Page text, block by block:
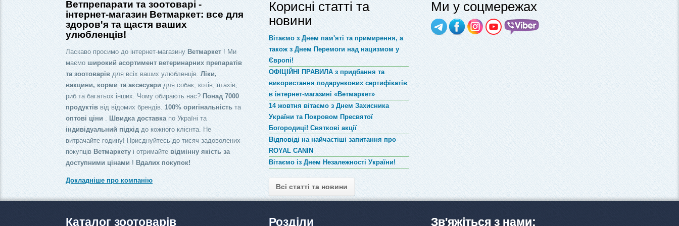
Ветпрепарати та зоотоварі -
інтернет-магазин Ветмаркет: все для
здоров'я та щастя ваших
улюбленців!
Ласкаво просимо до інтернет-магазину Ветмаркет ! Ми
маємоширокий асортимент ветеринарних препаратів
та зоотоварів для всіх ваших улюбленців. Ліки,
вакцини, корми та аксесуаридля собак, котів, птахів,
риб та багатьох інших. Чому обирають нас? Понад 7000
продуктів від відомих брендів. 100% оригінальність та
оптові ціни. Швидка доставка по Україні та
індивідуальний підхід до кожного клієнта. Не
витрачайте годину! Приєднуйтесь до тисяч задоволених
покупців Ветмаркетуі отримайте відмінну якість за
доступними цінами ! Вдалих покупок!
Докладніше про компанію
Корисні статті та
новини
Вітаємо з Днем пам'яті та примирення, а
також з Днем Перемоги над нацизмом у
Європі!
ОФІЦІЙНІ ПРАВИЛА з придбання та
використання подарункових сертифікатів
в інтернет-магазині «Ветмаркет»
14 жовтня вітаємо з Днем Захисника
України та Покровом Пресвятої
Богородиці! Святкові акції
Відповіді на найчастіші запитання про
ROYAL CANIN
Вітаємо із Днем Незалежності України!
Всі статті та новини
Ми у соцмережах
Каталог зоотоварів Розділи Зв'яжіться з нами: